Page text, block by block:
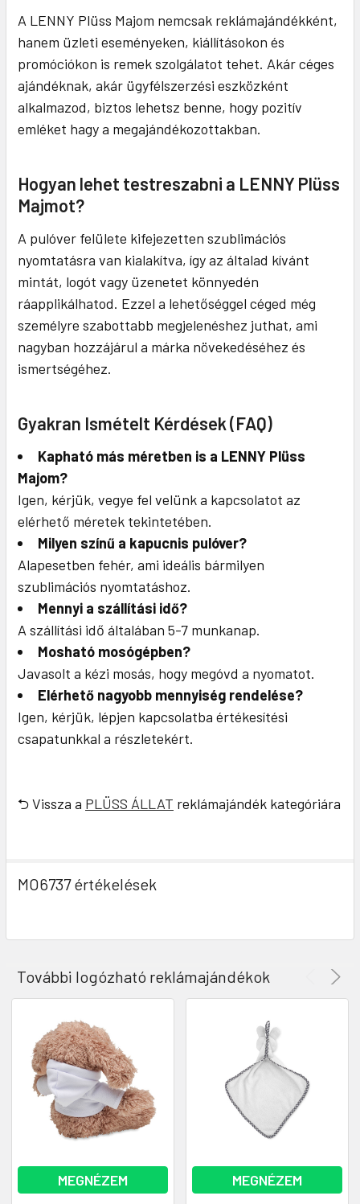
A LENNY Plüss Majom nemcsak reklámajándékként,
hanem üzleti eseményeken, kiállításokon és
promóciókon is remek szolgálatot tehet. Akár céges
ajándéknak, akár ügyfélszerzési eszközként
alkalmazod, biztos lehetsz benne, hogy pozitív
emléket hagy a megajándékozottakban.
Hogyan lehet testreszabni a LENNY Plüss
Majmot?
A pulóver felülete kifejezetten szublimációs
nyomtatásra van kialakítva, így az általad kívánt
mintát, logót vagy üzenetet könnyedén
ráapplikálhatod. Ezzel a lehetőséggel céged még
személyre szabottabb megjelenéshez juthat, ami
nagyban hozzájárul a márka növekedéséhez és
ismertségéhez.
Gyakran Ismételt Kérdések (FAQ)
Kapható más méretben is a LENNY Plüss
Majom?
Igen, kérjük, vegye fel velünk a kapcsolatot az
elérhető méretek tekintetében.
Milyen színű a kapucnis pulóver?
Alapesetben fehér, ami ideális bármilyen
szublimációs nyomtatáshoz.
Mennyi a szállítási idő?
A szállítási idő általában 5-7 munkanap.
Mosható mosógépben?
Javasolt a kézi mosás, hogy megóvd a nyomatot.
Elérhető nagyobb mennyiség rendelése?
Igen, kérjük, lépjen kapcsolatba értékesítési
csapatunkkal a részletekért.
⮌ Vissza a PLÜSS ÁLLAT reklámajándék kategóriára
MO6737 értékelések
További logózható reklámajándékok
MEGNÉZEM
MEGNÉZEM